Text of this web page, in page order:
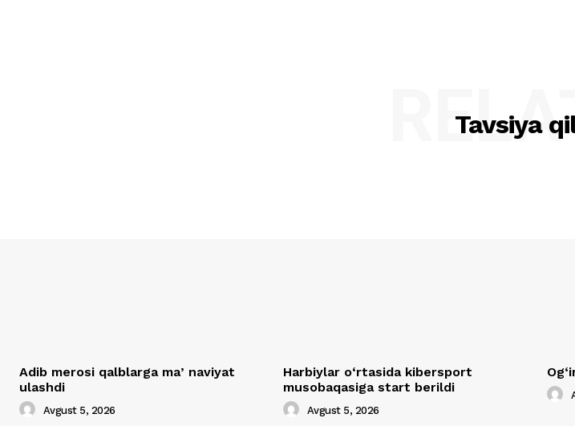
Tavsiya
Adib merosi qalblarga maʼnaviyat
ulashdi
Avgust 5, 2026
Harbiylar o‘rtasida kibersport
musobaqasiga start berildi
Avgust 5, 2026